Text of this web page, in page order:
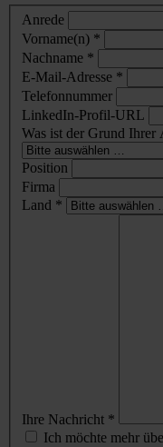
Anrede
Vorname(n) *
Nachname *
E-Mail-Adresse *
Telefonnummer
LinkedIn-Profil-URL
Was ist der Grund Ihrer
Position
Firma
Land *
Ihre Nachricht *
Ich möchte mehr